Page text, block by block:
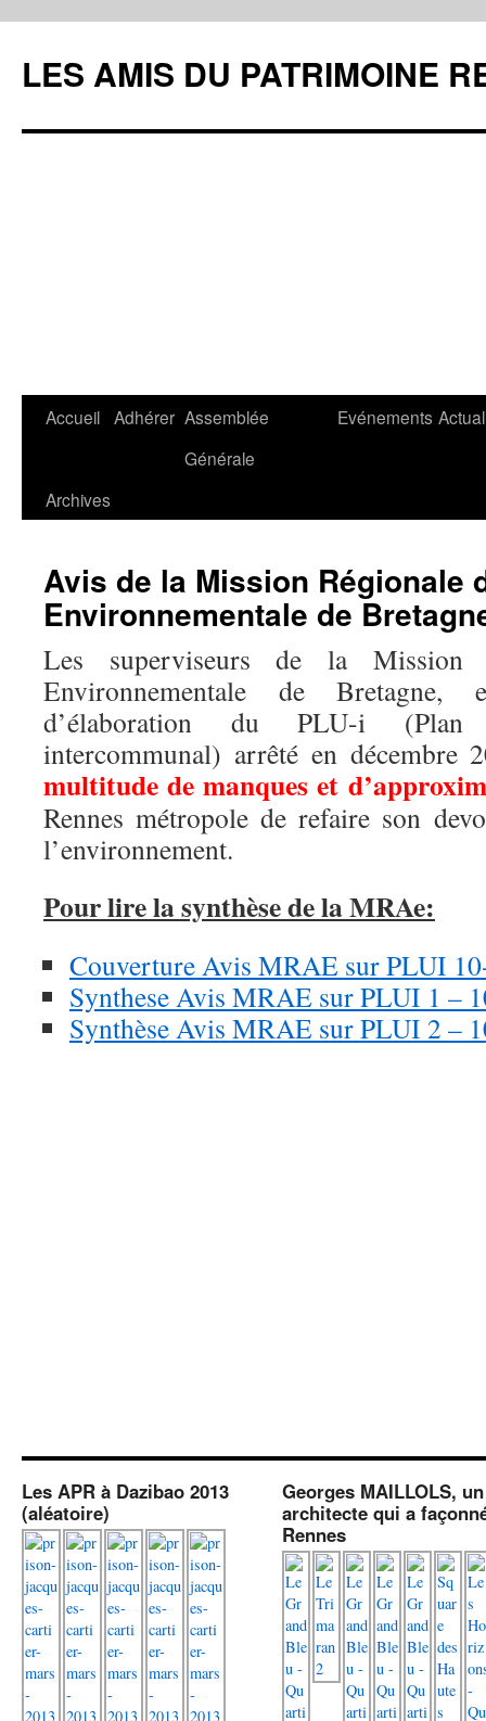
LES AMIS DU PATRIMOINE
Aller
contenu
Accueil Adhérer Assemblée
Générale
Evénements
Archives
Avis de la Mission Régionale
Environnementale de
Les superviseurs de la Mission
Environnementale de Bretagne,
d’élaboration du PLU-i (Plan
intercommunal) arrêté en décembre
multitude de manques et
Rennes métropole de refaire son
l’environnement.
Pour lire la synthèse de la MRAe:
Couverture Avis MRAE sur PLUI
Synthese Avis MRAE sur PLUI 1 –
Synthèse Avis MRAE sur PLUI 2 –
Les APR à Dazibao 2013
(aléatoire)
Georges MAILLOLS, un
architecte qui a
Rennes